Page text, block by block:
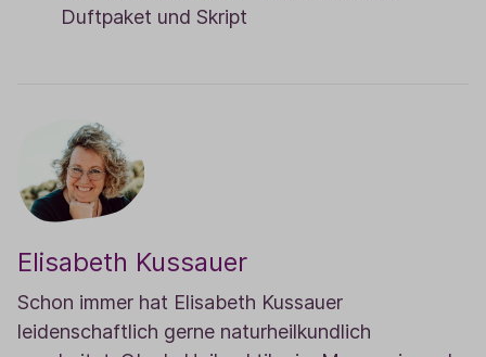
Duftpaket und Skript
Elisabeth Kussauer
Schon immer hat Elisabeth Kussauer
leidenschaftlich gerne naturheilkundlich